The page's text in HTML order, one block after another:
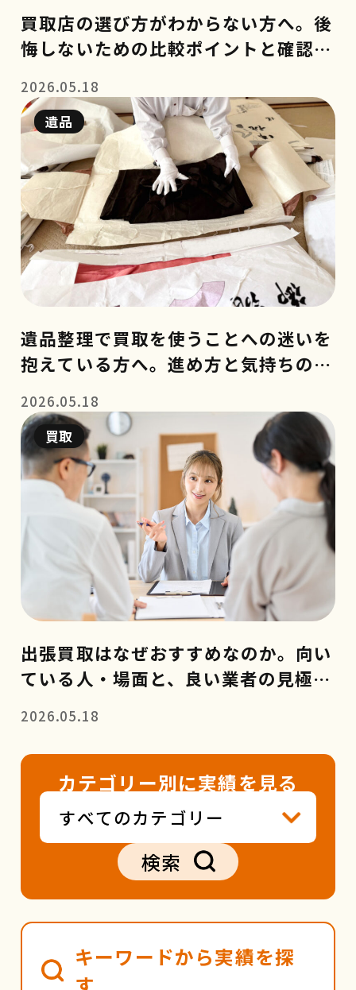
買取店の選び方がわからない方へ。後
悔しないための比較ポイントと確認事
2026.05.18
遺品
遺品整理で買取を使うことへの迷いを
抱えている方へ。進め方と気持ちの整
2026.05.18
買取
出張買取はなぜおすすめなのか。向い
ている人・場面と、良い業者の見極め
2026.05.18
カテゴリー別に実績を見る
検索
キーワードから実績を探
す